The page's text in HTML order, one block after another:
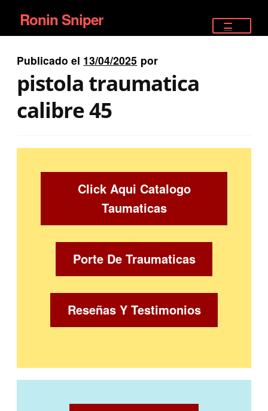
Ir
a
la
navegación
Ir
al
contenido
Ronin Sniper
EQUIPAMIENTO ÉLITE
PISTOLAS
Publicado el 13/04/2025 por
pistola traumatica
calibre 45
Click Aqui Catalogo
Taumaticas
Porte De Traumaticas
Reseñas Y Testimonios